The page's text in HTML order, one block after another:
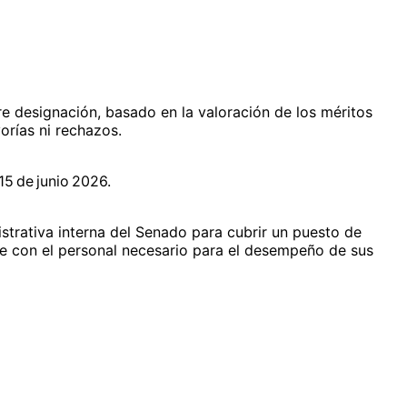
designación, basado en la valoración de los méritos
ni rechazos.
de junio 2026.
interna del Senado para cubrir un puesto de
el personal necesario para el desempeño de sus